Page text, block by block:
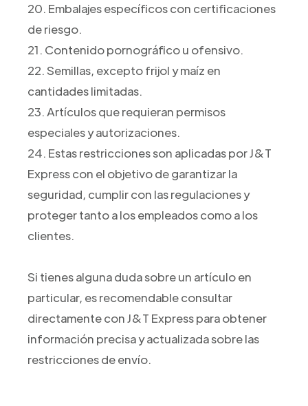
20. Embalajes específicos con certificaciones
de riesgo.
21. Contenido pornográfico u ofensivo.
22. Semillas, excepto frijol y maíz en
cantidades limitadas.
23. Artículos que requieran permisos
especiales y autorizaciones.
24. Estas restricciones son aplicadas por J&T
Express con el objetivo de garantizar la
seguridad, cumplir con las regulaciones y
proteger tanto a los empleados como a los
clientes.
Si tienes alguna duda sobre un artículo en
particular, es recomendable consultar
directamente con J&T Express para obtener
información precisa y actualizada sobre las
restricciones de envío.